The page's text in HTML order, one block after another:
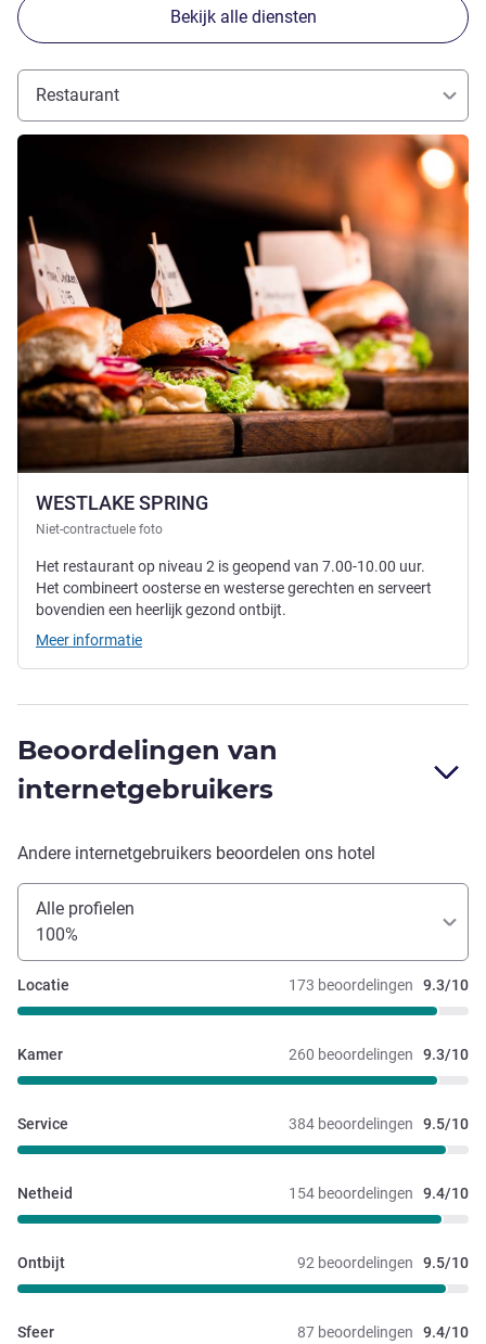
Bekijk alle diensten
Restaurant
WESTLAKE SPRING
Niet-contractuele foto
Meer informatie
Het restaurant op niveau 2 is geopend van 7.00-10.00 uur.
Het combineert oosterse en westerse gerechten en serveert
bovendien een heerlijk gezond ontbijt.
Meer informatie
Beoordelingen van
internetgebruikers
Andere internetgebruikers beoordelen ons hotel
Alle profielen
100%
173 beoordelingen 9.3/10
Locatie
260 beoordelingen 9.3/10
Kamer
384 beoordelingen 9.5/10
Service
154 beoordelingen 9.4/10
Netheid
92 beoordelingen 9.5/10
Ontbijt
87 beoordelingen 9.4/10
Sfeer